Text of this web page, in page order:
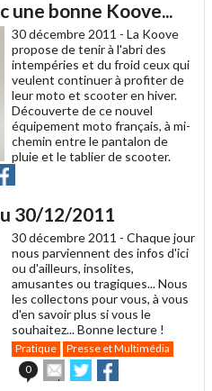
à
un
ami
bonne Koove...
30 décembre 2011 - La Koove
propose de tenir à l'abri des
intempéries et du froid ceux qui
veulent continuer à profiter de
leur moto et scooter en hiver.
Découverte de ce nouvel
équipement moto français, à mi-
chemin entre le pantalon de
pluie et le tablier de scooter.
30/12/2011
30 décembre 2011 - Chaque jour
nous parviennent des infos d'ici
ou d'ailleurs, insolites,
amusantes ou tragiques... Nous
les collectons pour vous, à vous
d'en savoir plus si vous le
souhaitez... Bonne lecture !
Pratique
Presse et Multimédia
0
Envoyer
cet
Partager
sur sur